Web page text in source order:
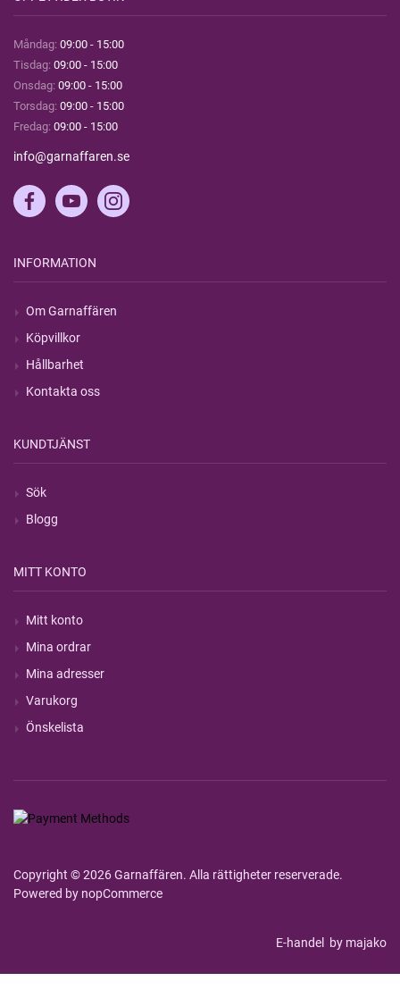
Måndag: 09:00 - 15:00
Tisdag: 09:00 - 15:00
Onsdag: 09:00 - 15:00
Torsdag: 09:00 - 15:00
Fredag: 09:00 - 15:00
info@garnaffaren.se
INFORMATION
Om Garnaffären
Köpvillkor
Hållbarhet
Kontakta oss
KUNDTJÄNST
Sök
Blogg
MITT KONTO
Mitt konto
Mina ordrar
Mina adresser
Varukorg
Önskelista
Copyright © 2026 Garnaffären. Alla rättigheter reserverade.
Powered by nopCommerce
E-handel by majako